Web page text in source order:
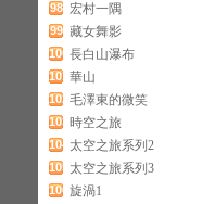
98 宏村一隅
99 藏女舞影
100 長白山瀑布
101 華山
102 毛澤東的微笑
103 時空之旅
104 太空之旅系列2
105 太空之旅系列3
106 旋渦1